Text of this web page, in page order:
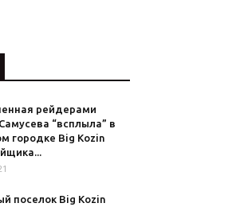
рейдерами
“всплыла” в
городке Big Kozin
поселок Big Kozin